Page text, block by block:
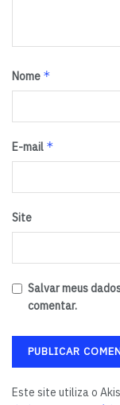
Nome *
E-mail *
Site
Salvar meus
comentar.
Este site utiliza o